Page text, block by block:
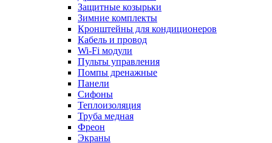
Защитные козырьки
Зимние комплекты
Кронштейны для кондиционеров
Кабель и провод
Wi-Fi модули
Пульты управления
Помпы дренажные
Панели
Сифоны
Теплоизоляция
Труба медная
Фреон
Экраны